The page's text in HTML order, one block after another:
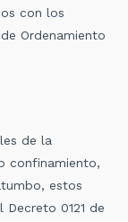
con los
Ordenamiento
de la
confinamiento,
estos
0121 de